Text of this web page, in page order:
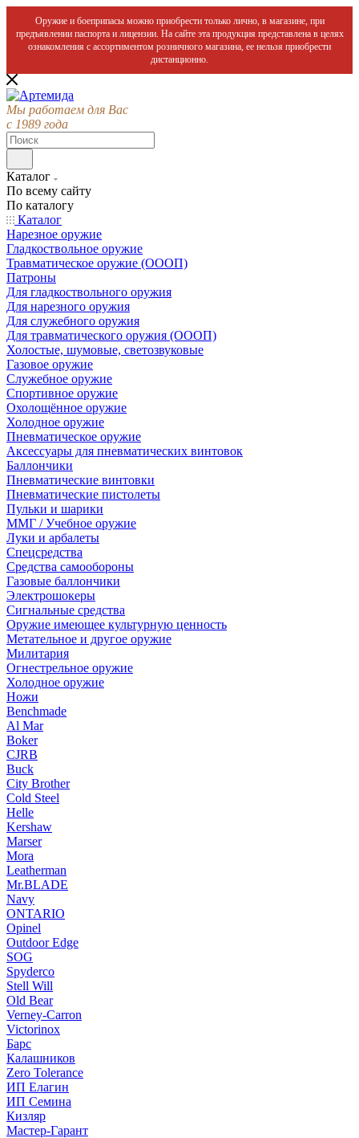
Оружие и боеприпасы можно приобрести только лично, в магазине, при
предъявлении паспорта и лицензии. На сайте эта продукция представлена в целях
ознакомления с ассортиментом розничного магазина, ее нельзя приобрести
дистанционно.
Мы работаем для Вас
с 1989 года
Каталог
По всему сайту
По каталогу
Каталог
Нарезное оружие
Гладкоствольное оружие
Травматическое оружие (ОООП)
Патроны
Для гладкоствольного оружия
Для нарезного оружия
Для служебного оружия
Для травматического оружия (ОООП)
Холостые, шумовые, светозвуковые
Газовое оружие
Служебное оружие
Спортивное оружие
Охолощённое оружие
Холодное оружие
Пневматическое оружие
Аксессуары для пневматических винтовок
Баллончики
Пневматические винтовки
Пневматические пистолеты
Пульки и шарики
ММГ / Учебное оружие
Луки и арбалеты
Спецсредства
Средства самообороны
Газовые баллончики
Электрошокеры
Сигнальные средства
Оружие имеющее культурную ценность
Метательное и другое оружие
Милитария
Огнестрельное оружие
Холодное оружие
Ножи
Benchmade
Al Mar
Boker
CJRB
Buck
City Brother
Cold Steel
Helle
Kershaw
Marser
Mora
Leatherman
Mr.BLADE
Navy
ONTARIO
Opinel
Outdoor Edge
SOG
Spyderco
Stell Will
Old Bear
Verney-Carron
Victorinox
Барс
Калашников
Zero Tolerance
ИП Елагин
ИП Семина
Кизляр
Мастер-Гарант